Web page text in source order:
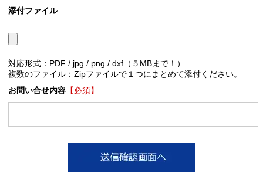
添付ファイル
対応形式：PDF / jpg / png / dxf（５MBまで！）
複数のファイル：Zipファイルで１つにまとめて添付ください。
お問い合せ内容【必須】